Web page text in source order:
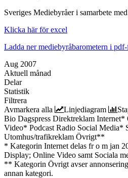
Sveriges Mediebyråer i samarbete
Klicka här för excel
Ladda ner mediebyråbarometern i
Aug 2007
Aktuell månad
Delar
Statistik
Filtrera
Avmarkera alla
Linjediagram
Bio Dagspress Direktreklam Internet*
Video* Podcast Radio Social Media*
Utomhus/trafikreklam Övrigt**
* Kategorin Internet delas fr o m jan
Display; Online Video samt Sociala
** Kategorin Övrigt avser
annan kategori.